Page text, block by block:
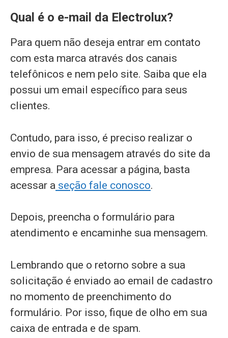
Qual é o e-mail da Electrolux?
Para quem não deseja entrar em contato
com esta marca através dos canais
telefônicos e nem pelo site. Saiba que ela
possui um email específico para seus
clientes.
Contudo, para isso, é preciso realizar o
envio de sua mensagem através do site da
empresa. Para acessar a página, basta
acessar a seção fale conosco.
Depois, preencha o formulário para
atendimento e encaminhe sua mensagem.
Lembrando que o retorno sobre a sua
solicitação é enviado ao email de cadastro
no momento de preenchimento do
formulário. Por isso, fique de olho em sua
caixa de entrada e de spam.